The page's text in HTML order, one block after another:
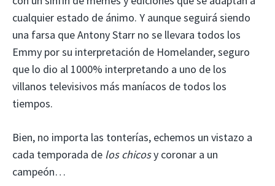
cualquier estado de ánimo. Y aunque seguirá siendo
una farsa que Antony Starr no se llevara todos los
Emmy por su interpretación de Homelander, seguro
que lo dio al 1000% interpretando a uno de los
villanos televisivos más maníacos de todos los
tiempos.
Bien, no importa las tonterías, echemos un vistazo a
cada temporada de los chicosy coronar a un
campeón…